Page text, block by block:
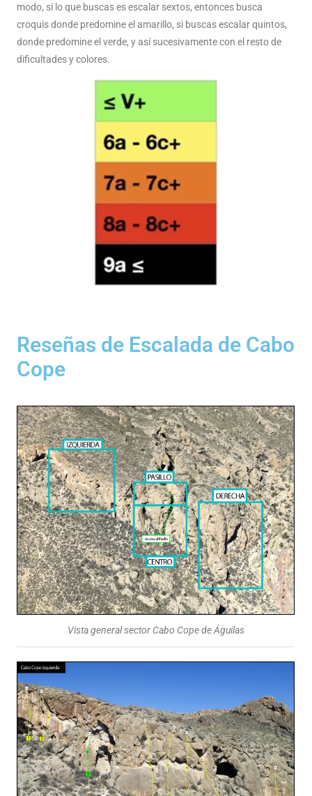
modo, si lo que buscas es escalar sextos, entonces busca
croquis donde predomine el amarillo, si buscas escalar quintos,
donde predomine el verde, y así sucesivamente con el resto de
dificultades y colores.
Reseñas de Escalada de Cabo
Cope
Vista general sector Cabo Cope de Águilas